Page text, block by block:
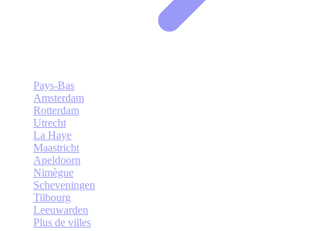
Pays-Bas
Amsterdam
Rotterdam
Utrecht
La Haye
Maastricht
Apeldoorn
Nimègue
Scheveningen
Tilbourg
Leeuwarden
Plus de villes